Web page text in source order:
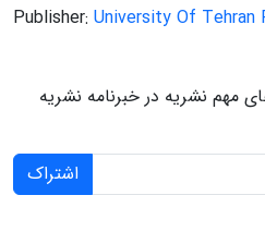
Publisher: University Of Tehran
مهم نشریه در خبرنامه نشریه
اشتراک